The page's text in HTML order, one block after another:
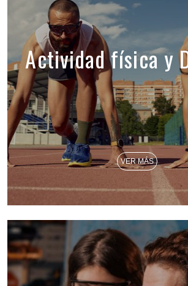
Actividad física y
VER MÁS